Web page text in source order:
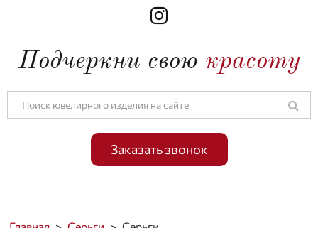
Подчеркни свою красоту
Заказать звонок